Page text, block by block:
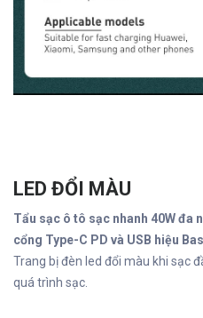
LED ĐỔI MÀU
Tẩu sạc ô tô sạc nhanh 40W đa
cổng Type-C PD và USB hiệu
Trang bị đèn led đổi màu khi sạc
quá trình sạc.